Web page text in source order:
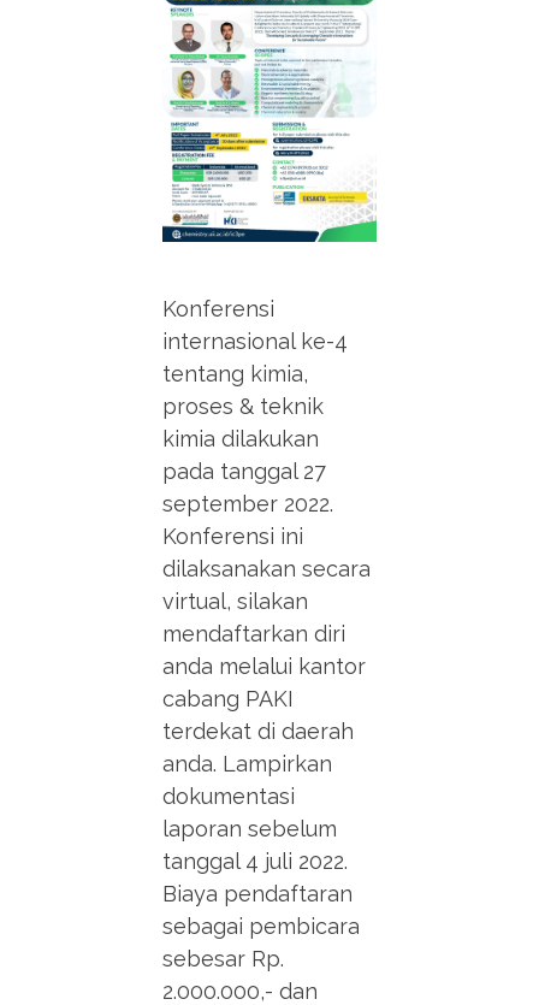
Konferensi
internasional ke-4
tentang kimia,
proses & teknik
kimia dilakukan
pada tanggal 27
september 2022.
Konferensi ini
dilaksanakan secara
virtual, silakan
mendaftarkan diri
anda melalui kantor
cabang PAKI
terdekat di daerah
anda. Lampirkan
dokumentasi
laporan sebelum
tanggal 4 juli 2022.
Biaya pendaftaran
sebagai pembicara
sebesar Rp.
2.000.000,- dan